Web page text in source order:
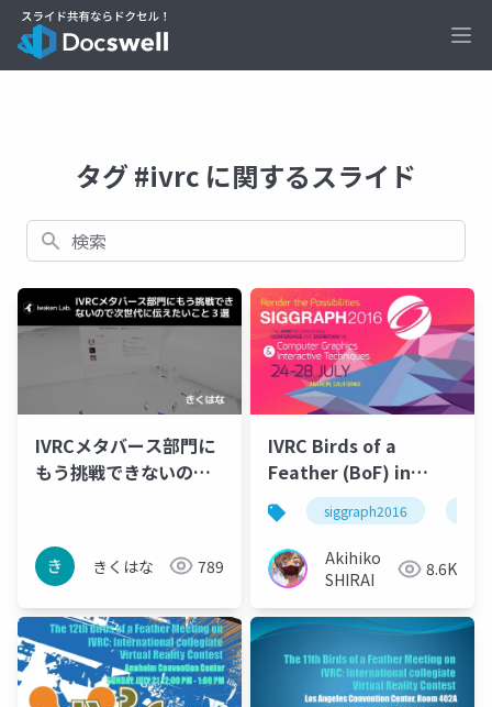
タグ #ivrc に関するスライド
検索
IVRCメタバース部門に
もう挑戦できないので
きくはな 789
IVRC Birds of a
Feather (BoF) in
SIGRAPH2016
siggraph2016
Akihiko
SHIRAI
8.6K